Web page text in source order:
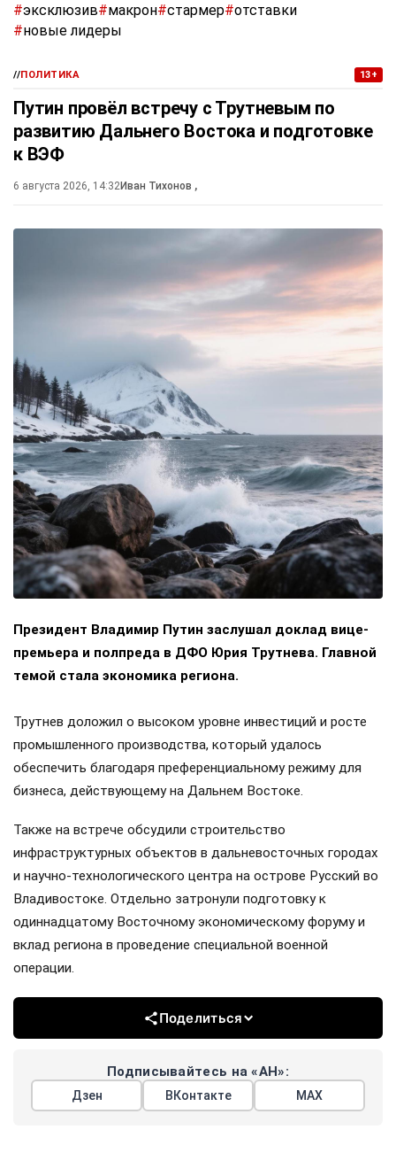
#эксклюзив#макрон#стармер#отставки
#новые лидеры
//ПОЛИТИКА 13+
Путин провёл встречу с Трутневым по
развитию Дальнего Востока и подготовке
к ВЭФ
6 августа 2026, 14:32Иван Тихонов ,
Президент Владимир Путин заслушал доклад вице-
премьера и полпреда в ДФО Юрия Трутнева. Главной
темой стала экономика региона.
Трутнев доложил о высоком уровне инвестиций и росте
промышленного производства, который удалось
обеспечить благодаря преференциальному режиму для
бизнеса, действующему на Дальнем Востоке.
Также на встрече обсудили строительство
инфраструктурных объектов в дальневосточных городах
и научно-технологического центра на острове Русский во
Владивостоке. Отдельно затронули подготовку к
одиннадцатому Восточному экономическому форуму и
вклад региона в проведение специальной военной
операции.
Поделиться
Подписывайтесь на «АН»:
Дзен ВКонтакте МАХ